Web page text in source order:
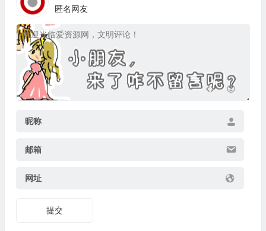
匿名网友
昵称
邮箱
网址
提交